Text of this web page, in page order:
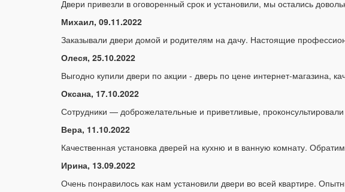
Двери привезли в оговоренный срок и установили, мы остались
Михаил, 09.11.2022
Заказывали двери домой и родителям на дачу. Настоящие
Олеся, 25.10.2022
Выгодно купили двери по акции - дверь по цене интернет-магазина,
Оксана, 17.10.2022
Сотрудники — доброжелательные и приветливые,
Вера, 11.10.2022
Качественная установка дверей на кухню и в ванную комнату.
Ирина, 13.09.2022
Очень понравилось как нам установили двери во всей квартире.